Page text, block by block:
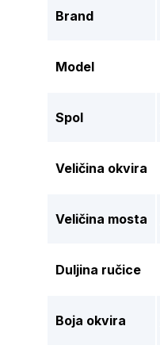
Brand
Model
Spol
Veličina okvira
Veličina mosta
Duljina ručice
Boja okvira